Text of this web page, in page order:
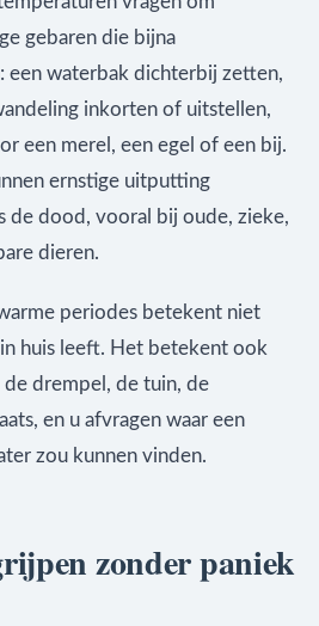
gebaren die bijna
een waterbak dichterbij zetten,
inkorten of uitstellen,
een merel, een egel of een bij.
ernstige uitputting
de dood, vooral bij oude, zieke,
dieren.
periodes betekent niet
huis leeft. Het betekent ook
drempel, de tuin, de
en u afvragen waar een
zou kunnen vinden.
zonder paniek